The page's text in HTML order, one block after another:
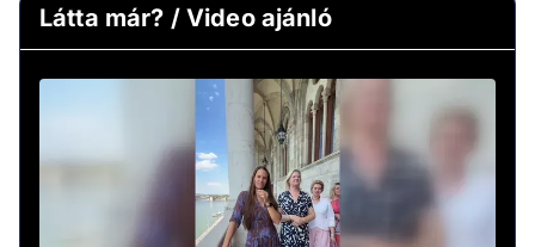
Látta már? / Video ajánló